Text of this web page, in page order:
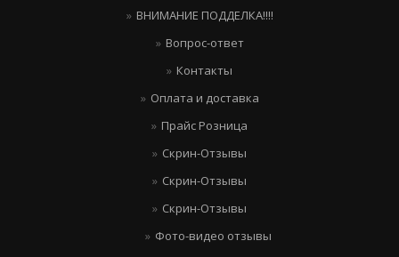
ВНИМАНИЕ ПОДДЕЛКА!!!!
Вопрос-ответ
Контакты
Оплата и доставка
Прайс Розница
Скрин-Отзывы
Скрин-Отзывы
Скрин-Отзывы
Фото-видео отзывы